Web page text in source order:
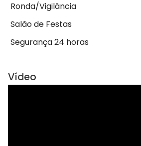
Ronda/Vigilância
Salão de Festas
Segurança 24 horas
Vídeo